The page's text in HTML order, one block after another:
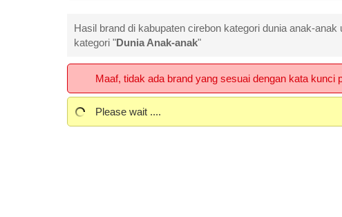
Hasil brand di kabupaten cirebon kategori dunia anak-anak
kategori "Dunia Anak-anak"
Maaf, tidak ada brand yang sesuai dengan kata kunci
Please wait ....